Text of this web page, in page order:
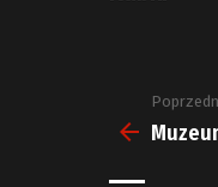
Zobacz
więcej